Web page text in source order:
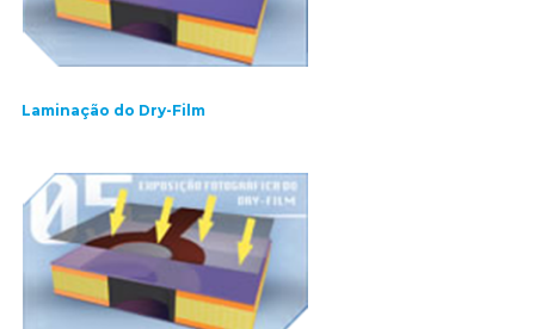
Laminação do Dry-Film